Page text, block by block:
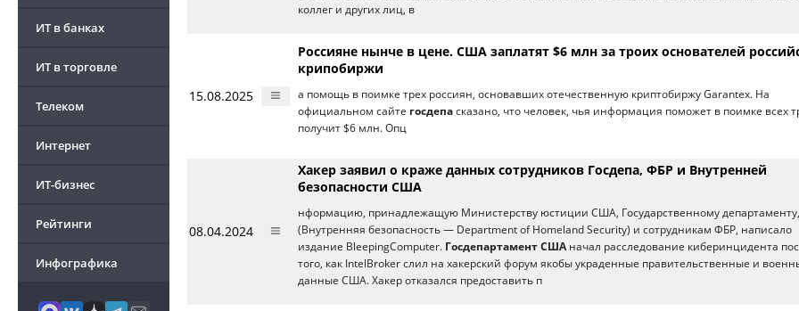
ИТ в банках
ИТ в торговле
Телеком
Интернет
ИТ-бизнес
Рейтинги
Инфографика
коллег и других лиц, в
15.08.2025
Россияне нынче в цене. США заплатят $6 млн за троих основателей
крипобиржи
а помощь в поимке трех россиян, основавших отечественную криптобиржу Garantex. На
официальном сайте госдепа сказано, что человек, чья информация поможет в поимке всех
получит $6 млн. Опц
08.04.2024
Хакер заявил о краже данных сотрудников Госдепа, ФБР и Внутренней
безопасности США
нформацию, принадлежащую Министерству юстиции США, Государственному департаменту,
(Внутренняя безопасность — Department of Homeland Security) и сотрудникам ФБР, написало
издание BleepingComputer. Госдепартамент СШАначал расследование киберинцидента
того, как IntelBroker слил на хакерский форум якобы украденные правительственные и
данные США. Хакер отказался предоставить п